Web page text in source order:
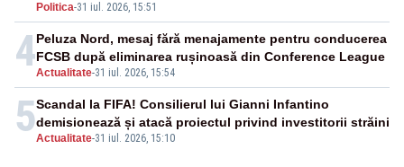
Politica-31 iul. 2026, 15:51
financiare
4Actualitate-31 iul. 2026, 15:54
Peluza Nord, mesaj fără menajamente pentru conducerea
FCSB după eliminarea rușinoasă din Conference League
5Actualitate-31 iul. 2026, 15:10
Scandal la FIFA! Consilierul lui Gianni Infantino
demisionează și atacă proiectul privind investitorii străini